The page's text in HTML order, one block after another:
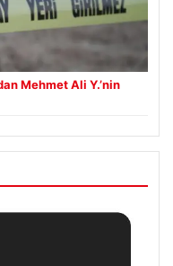
Mehmet Ali Y.’nin